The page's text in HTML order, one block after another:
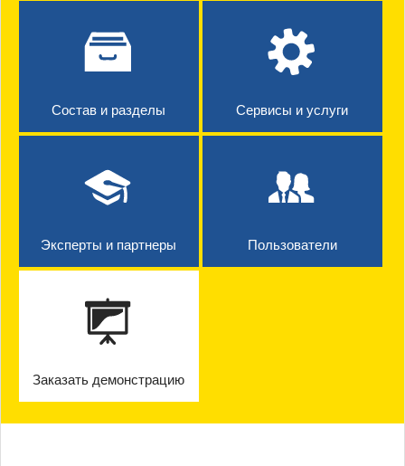
Состав и разделы Сервисы и услуги
Эксперты и партнеры Пользователи
Заказать демонстрацию